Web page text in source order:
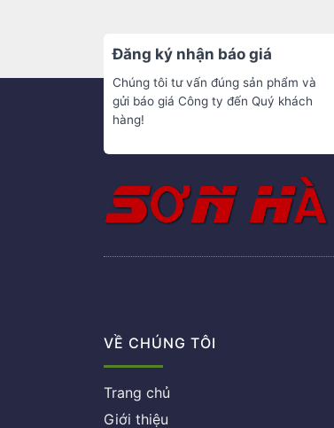
Đăng ký nhận báo giá
Chúng tôi tư vấn đúng sản phẩm và
gửi báo giá Công ty đến Quý khách
hàng!
VỀ CHÚNG TÔI
Trang chủ
Giới thiệu